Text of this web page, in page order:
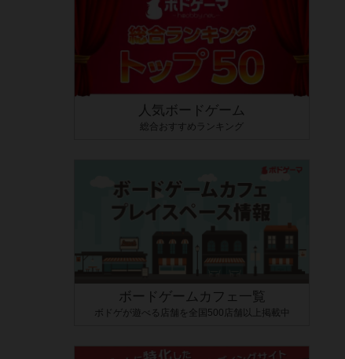
人気ボードゲーム
総合おすすめランキング
ボードゲームカフェ一覧
ボドゲが遊べる店舗を全国500店舗以上掲載中